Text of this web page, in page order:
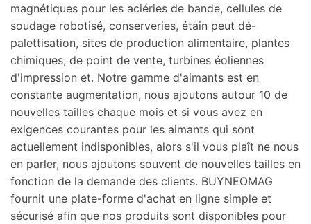
magnétiques pour les aciéries de bande, cellules de
soudage robotisé, conserveries, étain peut dé-
palettisation, sites de production alimentaire, plantes
chimiques, de point de vente, turbines éoliennes
d'impression et. Notre gamme d'aimants est en
constante augmentation, nous ajoutons autour 10 de
nouvelles tailles chaque mois et si vous avez en
exigences courantes pour les aimants qui sont
actuellement indisponibles, alors s'il vous plaît ne nous
en parler, nous ajoutons souvent de nouvelles tailles en
fonction de la demande des clients. BUYNEOMAG
fournit une plate-forme d'achat en ligne simple et
sécurisé afin que nos produits sont disponibles pour